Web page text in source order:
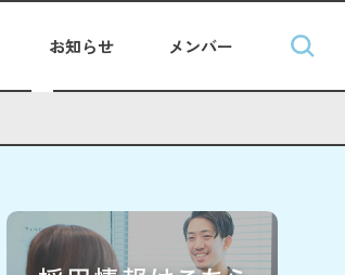
お知らせ メンバー